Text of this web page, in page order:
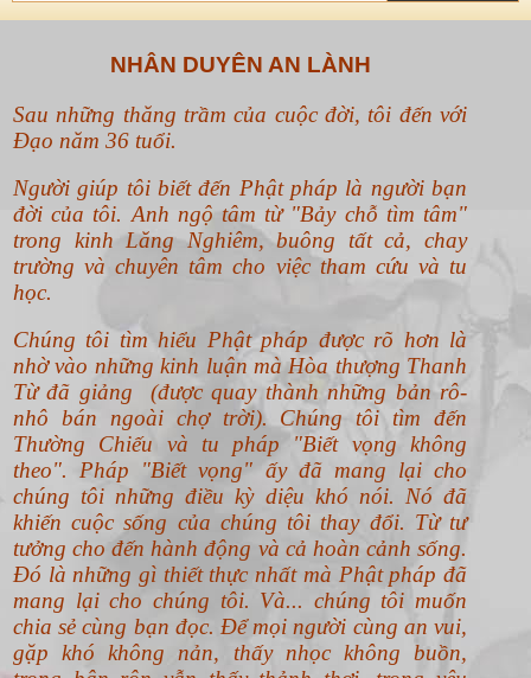
NHÂN DUYÊN AN LÀNH
Sau những thăng trầm của cuộc đời, tôi đến với
Đạo năm 36 tuổi.
Người giúp tôi biết đến Phật pháp là người bạn
đời của tôi. Anh ngộ tâm từ "Bảy chỗ tìm tâm"
trong kinh Lăng Nghiêm, buông tất cả, chay
trường và chuyên tâm cho việc tham cứu và tu
học.
Chúng tôi tìm hiểu Phật pháp được rõ hơn là
nhờ vào những kinh luận mà Hòa thượng Thanh
Từ đã giảng (được quay thành những bản rô-
nhô bán ngoài chợ trời). Chúng tôi tìm đến
Thường Chiếu và tu pháp "Biết vọng không
theo". Pháp "Biết vọng" ấy đã mang lại cho
chúng tôi những điều kỳ diệu khó nói. Nó đã
khiến cuộc sống của chúng tôi thay đổi. Từ tư
tưởng cho đến hành động và cả hoàn cảnh sống.
Đó là những gì thiết thực nhất mà Phật pháp đã
mang lại cho chúng tôi. Và... chúng tôi muốn
chia sẻ cùng bạn đọc. Để mọi người cùng an vui,
gặp khó không nản, thấy nhọc không buồn,